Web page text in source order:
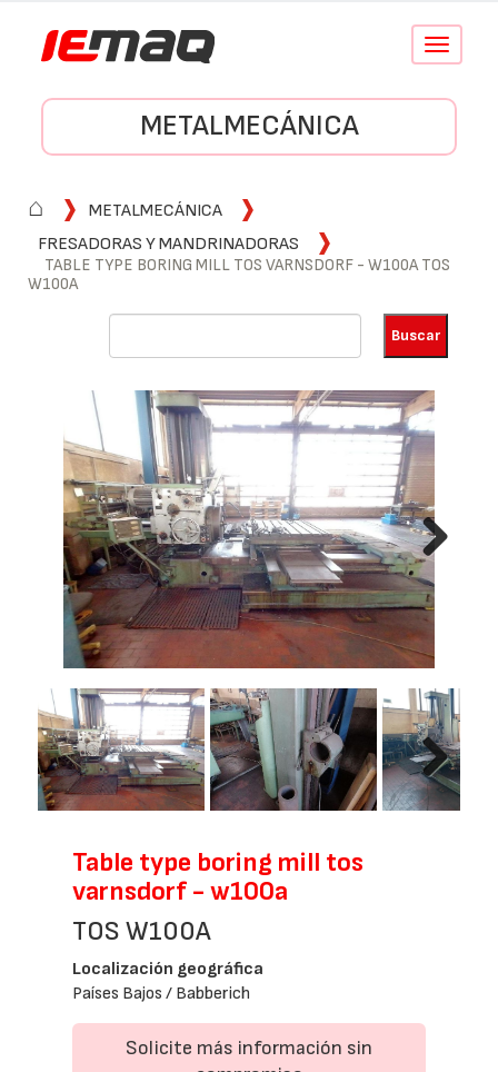
Conmutar
METALMECÁNICA
⌂
METALMECÁNICA
FRESADORAS Y MANDRINADORAS
TABLE TYPE BORING MILL TOS VARNSDORF - W100A TOS
W100A
Next
Next
Table type boring mill tos
varnsdorf - w100a
TOS W100A
Localización geográfica
Países Bajos / Babberich
Solicite más información sin